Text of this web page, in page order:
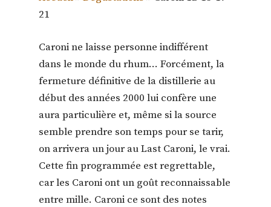
21
Caroni ne laisse personne indifférent
dans le monde du rhum… Forcément, la
fermeture définitive de la distillerie au
début des années 2000 lui confère une
aura particulière et, même si la source
semble prendre son temps pour se tarir,
on arrivera un jour au Last Caroni, le vrai.
Cette fin programmée est regrettable,
car les Caroni ont un goût reconnaissable
entre mille. Caroni ce sont des notes